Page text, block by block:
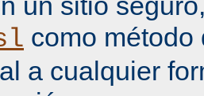
como método
a cualquier